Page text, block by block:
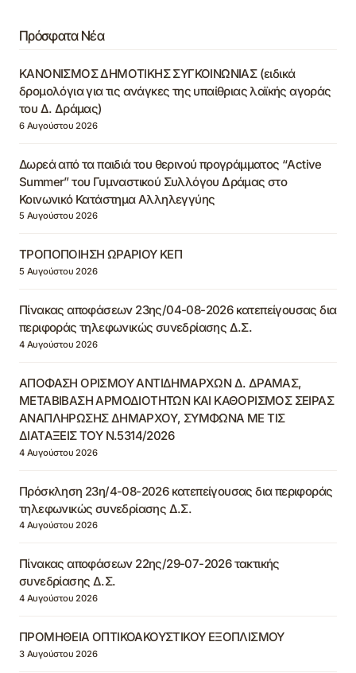
Πρόσφατα Νέα
ΚΑΝΟΝΙΣΜΟΣ ΔΗΜΟΤΙΚΗΣ ΣΥΓΚΟΙΝΩΝΙΑΣ (ειδικά
δρομολόγια για τις ανάγκες της υπαίθριας λαϊκής αγοράς
του Δ. Δράμας)
6 Αυγούστου 2026
Δωρεά από τα παιδιά του θερινού προγράμματος “Active
Summer” του Γυμναστικού Συλλόγου Δράμας στο
Κοινωνικό Κατάστημα Αλληλεγγύης
5 Αυγούστου 2026
ΤΡΟΠΟΠΟΙΗΣΗ ΩΡΑΡΙΟΥ ΚΕΠ
5 Αυγούστου 2026
Πίνακας αποφάσεων 23ης/04-08-2026 κατεπείγουσας δια
περιφοράς τηλεφωνικώς συνεδρίασης Δ.Σ.
4 Αυγούστου 2026
ΑΠΟΦΑΣΗ ΟΡΙΣΜΟΥ ΑΝΤΙΔΗΜΑΡΧΩΝ Δ. ΔΡΑΜΑΣ,
ΜΕΤΑΒΙΒΑΣΗ ΑΡΜΟΔΙΟΤΗΤΩΝ ΚΑΙ ΚΑΘΟΡΙΣΜΟΣ ΣΕΙΡΑΣ
ΑΝΑΠΛΗΡΩΣΗΣ ΔΗΜΑΡΧΟΥ, ΣΥΜΦΩΝΑ ΜΕ ΤΙΣ
ΔΙΑΤΑΞΕΙΣ ΤΟΥ Ν.5314/2026
4 Αυγούστου 2026
Πρόσκληση 23η/4-08-2026 κατεπείγουσας δια περιφοράς
τηλεφωνικώς συνεδρίασης Δ.Σ.
4 Αυγούστου 2026
Πίνακας αποφάσεων 22ης/29-07-2026 τακτικής
συνεδρίασης Δ.Σ.
4 Αυγούστου 2026
ΠΡΟΜΗΘΕΙΑ ΟΠΤΙΚΟΑΚΟΥΣΤΙΚΟΥ ΕΞΟΠΛΙΣΜΟΥ
3 Αυγούστου 2026